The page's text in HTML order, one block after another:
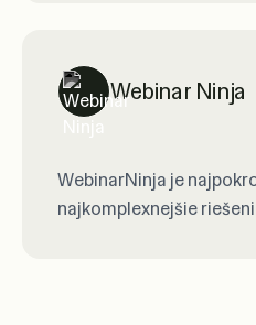
Webinar Ninja
WebinarNinja je
najkomplexnejšie